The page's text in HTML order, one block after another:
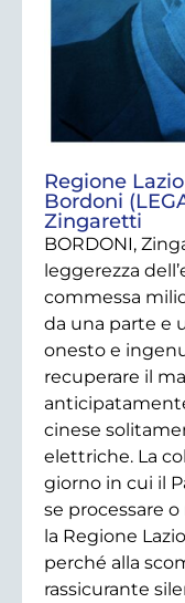
Regione
Bordoni
Zingaretti
BORDONI,
leggerezza
commessa
da una parte e
onesto e
recuperare il
cinese
elettriche. La
giorno in cui il
se processare
la Regione
perché alla
rassicurante